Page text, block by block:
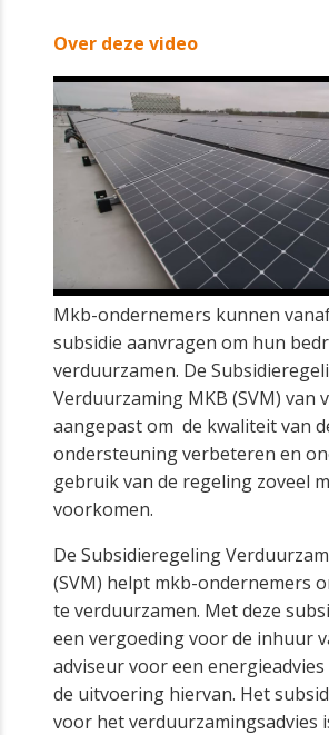
Over deze video
Mkb-ondernemers kunnen
subsidie aanvragen om hun
verduurzamen. De
Verduurzaming MKB (SVM) van
aangepast om de kwaliteit van
ondersteuning verbeteren en
gebruik van de regeling zoveel
voorkomen.
De Subsidieregeling
(SVM) helpt mkb-ondernemers
te verduurzamen. Met deze
een vergoeding voor de inhuur
adviseur voor een
de uitvoering hiervan. Het
voor het verduurzamingsadvies